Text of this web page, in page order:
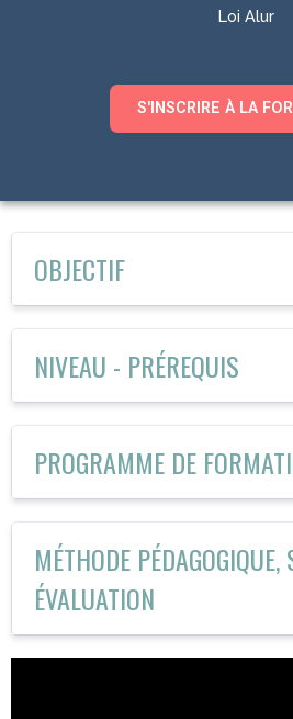
Loi Alur
S'INSCRIRE À LA
OBJECTIF
NIVEAU - PRÉREQUIS
PROGRAMME DE
MÉTHODE
ÉVALUATION